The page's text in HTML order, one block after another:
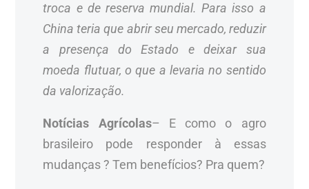
troca e de reserva mundial. Para isso a
China teria que abrir seu mercado, reduzir
a presença do Estado e deixar sua
moeda flutuar, o que a levaria no sentido
da valorização.
Notícias Agrícolas– E como o agro
brasileiro pode responder à essas
mudanças ? Tem benefícios? Pra quem?